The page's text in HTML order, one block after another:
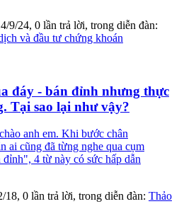
9/24, 0 lần trả lời, trong diễn đàn:
và đầu tư chứng khoán
đáy - bán đỉnh nhưng thực
Tại sao lại như vậy?
anh em. Khi bước chân
ai cũng đã từng nghe qua cụm
4 từ này có sức hấp dẫn
18, 0 lần trả lời, trong diễn đàn: Thảo